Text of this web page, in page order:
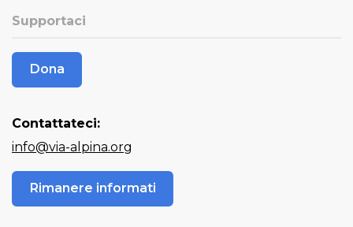
Supportaci
Dona
Contattateci:
info@via-alpina.org
Rimanere informati